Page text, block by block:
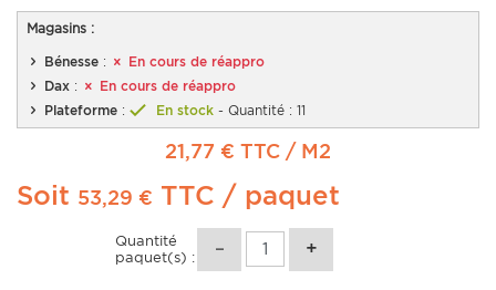
Magasins :
Bénesse :
En cours de réappro
Dax :
En cours de réappro
Plateforme : En stock - Quantité : 11
21,77 € TTC / M2
Soit 53,29 € TTC / paquet
Quantité
paquet(s) :